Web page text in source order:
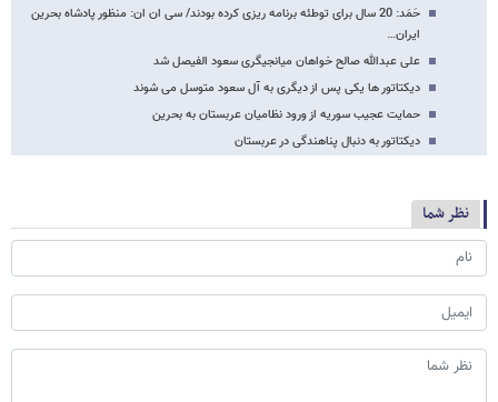
حَمَد: 20 سال برای توطئه برنامه ریزی کرده بودند/ سی ان ان: منظور پادشاه بحرین
ایران…
علی عبدالله صالح خواهان میانجیگری سعود الفیصل شد
دیکتاتور ها یکی پس از دیگری به آل سعود متوسل می شوند
حمایت عجیب سوریه از ورود نظامیان عربستان به بحرین
دیکتاتور به دنبال پناهندگی در عربستان
نظر شما